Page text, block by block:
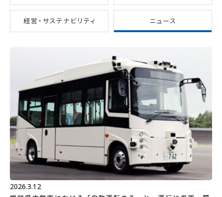
経営・サステナビリティ ニュース
2026.3.12